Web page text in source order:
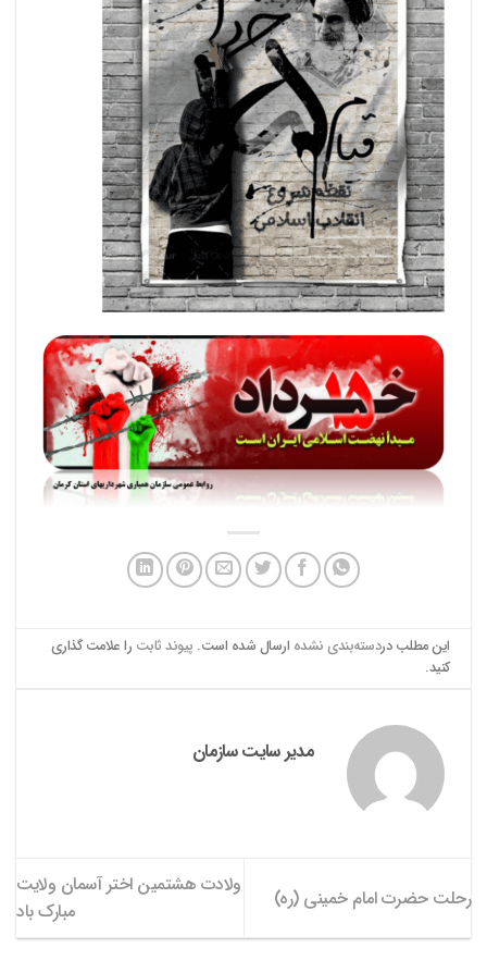
این مطلب دردسته‌بندی نشده ارسال شده است. پیوند ثابت را علامت گذاری
کنید.
مدیر سایت سازمان
رحلت حضرت امام خمینی (ره)
ولادت هشتمین اختر آسمان ولایت
مبارک باد